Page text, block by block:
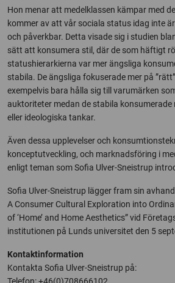
Hon menar att medelklassen kämpar med
kommer av att vår sociala status idag inte
och påverkbar. Detta visade sig i studien
sätt att konsumera stil, där de som häftigt
statushierarkierna var mer ängsliga
stabila. De ängsliga fokuserade mer på
exempelvis bara hålla sig till varumärken
auktoriteter medan de stabila
eller ideologiska tankar.
Även dessa upplevelser och
konceptutveckling, och marknadsföring i
enligt teman som Sofia Ulver-Sneistrup
Sofia Ulver-Sneistrup lägger fram sin
A Consumer Cultural Exploration into
of ‘Home’ and Home Aesthetics” vid
institutionen på Lunds universitet den 5
Kontaktinformation
Kontakta Sofia Ulver-Sneistrup på: